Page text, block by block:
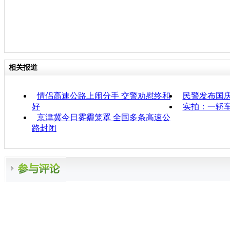
相关报道
情侣高速公路上闹分手 交警劝慰终和
好
民警发布国
实拍：一轿
京津冀今日雾霾笼罩 全国多条高速公
路封闭